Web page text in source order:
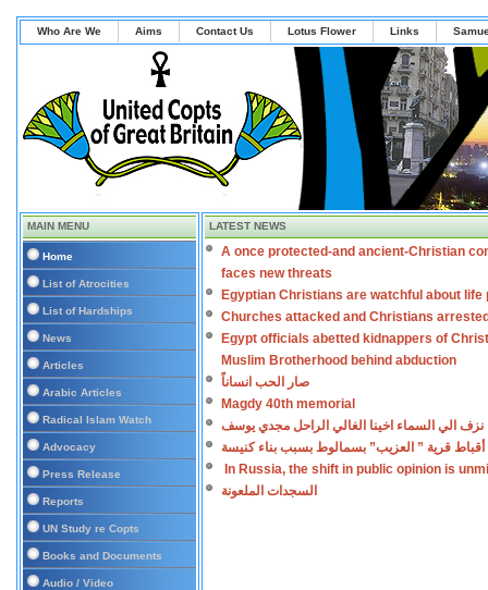
Who Are We Aims Contact Us Lotus Flower Links
MAIN MENU
Home
List of Atrocities
List of Hardships
News
Articles
Arabic Articles
Radical Islam Watch
Advocacy
Press Release
Reports
UN Study re Copts
Books and Documents
Audio / Video
LATEST NEWS
A once protected-and ancient-Christian
faces new threats
Egyptian Christians are watchful about life
Churches attacked and Christians
Egypt officials abetted kidnappers of
Muslim Brotherhood behind abduction
صار الحب انساناً
Magdy 40th memorial
نزف الي السماء اخينا الغالي الراحل مجدي يوسف
أقباط قرية ” العزيب” بسمالوط بسبب بناء كنيسة
In Russia, the shift in public opinion is
السجدات الملعونة